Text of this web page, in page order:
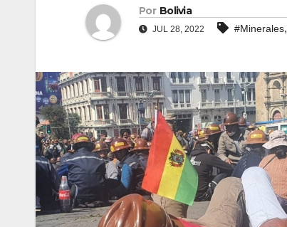
Por Bolivia
JUL 28, 2022 #Minerales,